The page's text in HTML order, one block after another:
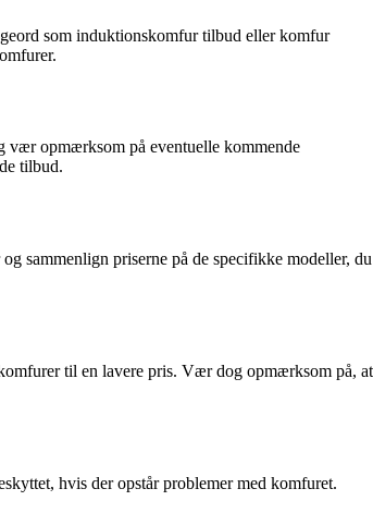
som induktionskomfur tilbud eller komfur
vær opmærksom på eventuelle kommende
tilbud.
sammenlign priserne på de specifikke modeller, du
til en lavere pris. Vær dog opmærksom på, at
hvis der opstår problemer med komfuret.